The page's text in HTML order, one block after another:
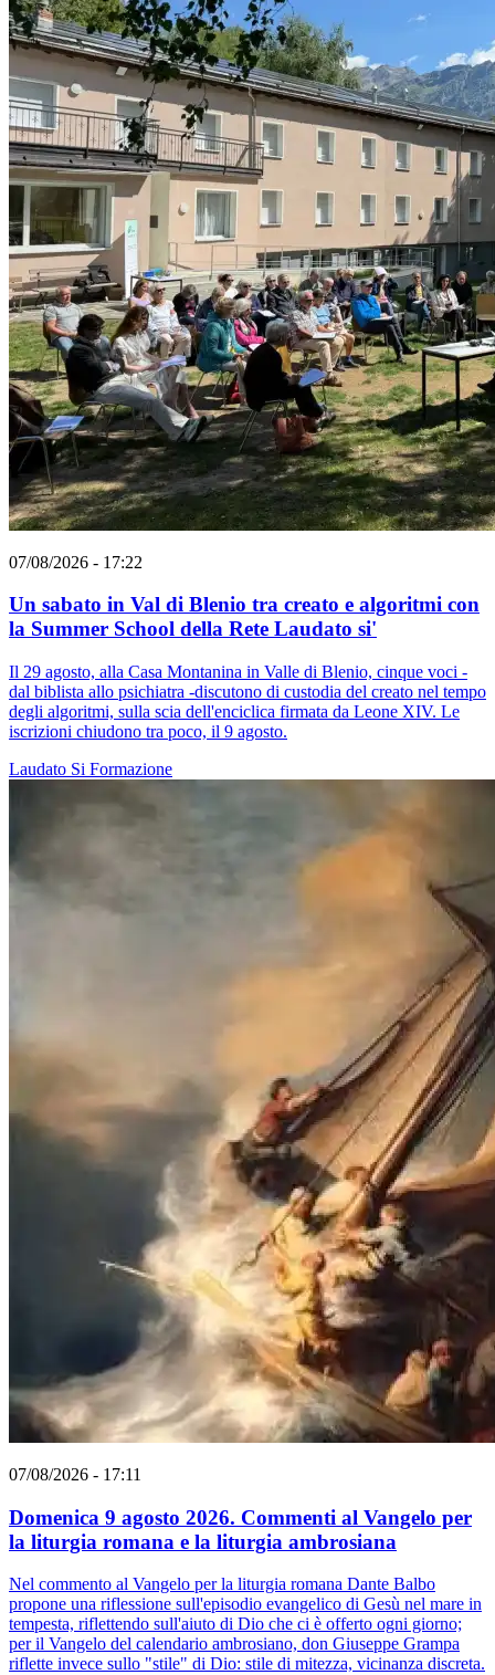
07/08/2026 - 17:22
Un sabato in Val di Blenio tra creato e algoritmi con
la Summer School della Rete Laudato si'
Il 29 agosto, alla Casa Montanina in Valle di Blenio, cinque voci -
dal biblista allo psichiatra -discutono di custodia del creato nel tempo
degli algoritmi, sulla scia dell'enciclica firmata da Leone XIV. Le
iscrizioni chiudono tra poco, il 9 agosto.
Laudato Si Formazione
07/08/2026 - 17:11
Domenica 9 agosto 2026. Commenti al Vangelo per
la liturgia romana e la liturgia ambrosiana
Nel commento al Vangelo per la liturgia romana Dante Balbo
propone una riflessione sull'episodio evangelico di Gesù nel mare in
tempesta, riflettendo sull'aiuto di Dio che ci è offerto ogni giorno;
per il Vangelo del calendario ambrosiano, don Giuseppe Grampa
riflette invece sullo "stile" di Dio: stile di mitezza, vicinanza discreta.